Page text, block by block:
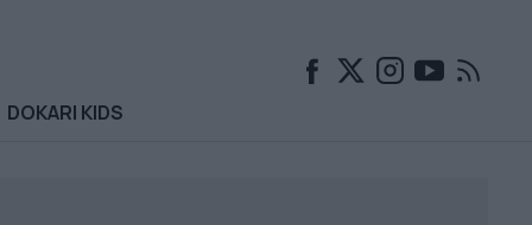
DOKARI KIDS